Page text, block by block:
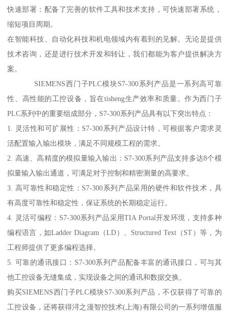
快速部署：配备了完善的软件工具和技术支持，可快速部署系统，
缩短项目周期。
在智能科技、自动化科技和机电领域内有着到的见解。无论是提供
技术咨询，还是进行技术开发和转让，我们都能为客户提供解决方
案。
SIEMENS西门子PLC模块S7-300系列产品是一系列高可靠
性、高性能的工控设备，旨在tisheng生产效率和质量。作为西门子
PLC系列中的重要组成部分，S7-300系列产品具有以下突出特点：
1. 灵活性和可扩展性：S7-300系列产品设计特，可根据客户需求灵
活配置输入输出模块，满足不同规模工程的需求。
2. 高速、高精度的模拟量输入输出：S7-300系列产品支持多达8个模
拟量输入输出通道，可满足对于控制和精密测量的高要求。
3. 高可靠性和稳定性：S7-300系列产品采用的硬件和软件技术，具
有高度可靠性和稳定性，保证系统的长期稳定运行。
4. 灵活可编程：S7-300系列产品采用TIA Portal开发环境，支持多种
编程语言，如Ladder Diagram（LD）、Structured Text（ST）等，为
工程师提供了更多编程选择。
5. 可靠的通讯接口：S7-300系列产品配备丰富的通讯接口，可与其
他工控设备无缝集成，实现设备之间的通讯和数据交换。
购买SIEMENS西门子PLC模块S7-300系列产品，不仅获得了可靠的
工控设备，还将获得浔之漫智控技术(上海)有限公司的一系列增值服